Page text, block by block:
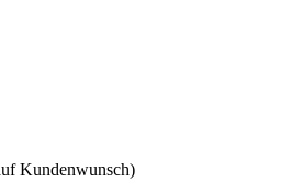
Kundenwunsch)